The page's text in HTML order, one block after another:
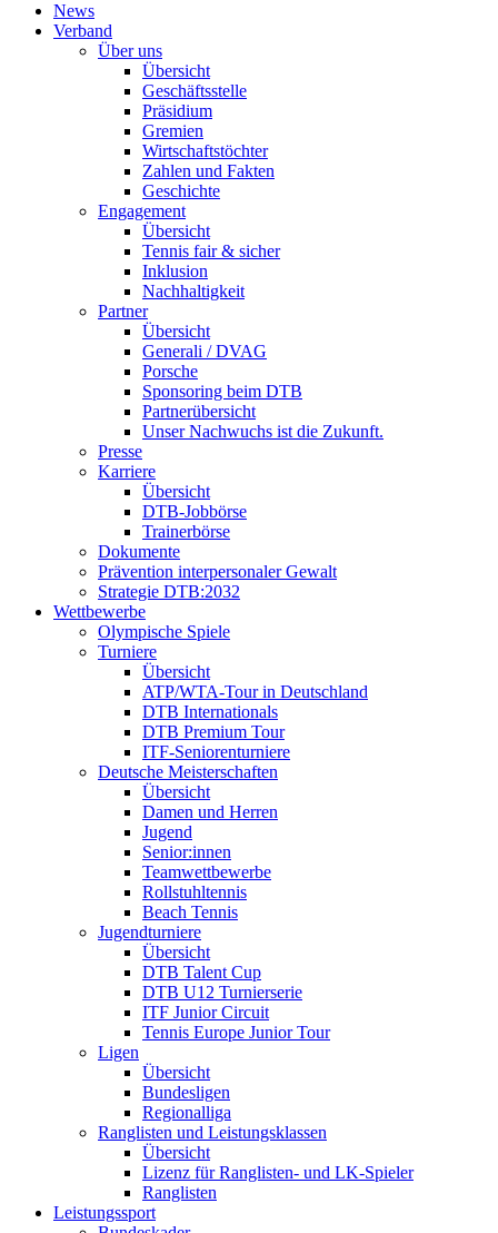
News
Verband
Über uns
Übersicht
Geschäftsstelle
Präsidium
Gremien
Wirtschaftstöchter
Zahlen und Fakten
Geschichte
Engagement
Übersicht
Tennis fair & sicher
Inklusion
Nachhaltigkeit
Partner
Übersicht
Generali / DVAG
Porsche
Sponsoring beim DTB
Partnerübersicht
Unser Nachwuchs ist die Zukunft.
Presse
Karriere
Übersicht
DTB-Jobbörse
Trainerbörse
Dokumente
Prävention interpersonaler Gewalt
Strategie DTB:2032
Wettbewerbe
Olympische Spiele
Turniere
Übersicht
ATP/WTA-Tour in Deutschland
DTB Internationals
DTB Premium Tour
ITF-Seniorenturniere
Deutsche Meisterschaften
Übersicht
Damen und Herren
Jugend
Senior:innen
Teamwettbewerbe
Rollstuhltennis
Beach Tennis
Jugendturniere
Übersicht
DTB Talent Cup
DTB U12 Turnierserie
ITF Junior Circuit
Tennis Europe Junior Tour
Ligen
Übersicht
Bundesligen
Regionalliga
Ranglisten und Leistungsklassen
Übersicht
Lizenz für Ranglisten- und LK-Spieler
Ranglisten
Leistungssport